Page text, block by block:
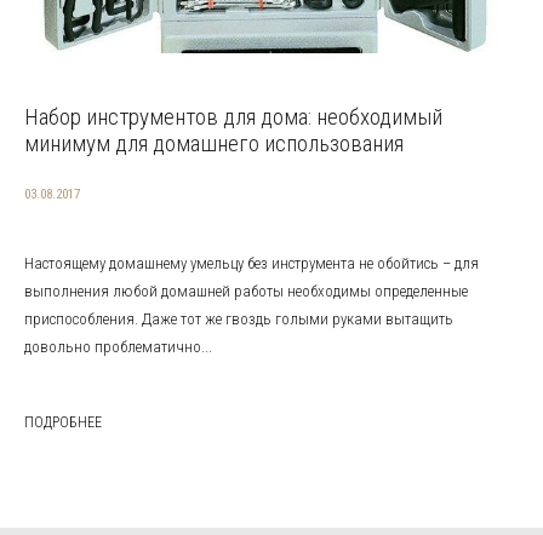
Набор инструментов для дома: необходимый
минимум для домашнего использования
03.08.2017
Настоящему домашнему умельцу без инструмента не обойтись – для
выполнения любой домашней работы необходимы определенные
приспособления. Даже тот же гвоздь голыми руками вытащить
довольно проблематично...
ПОДРОБНЕЕ